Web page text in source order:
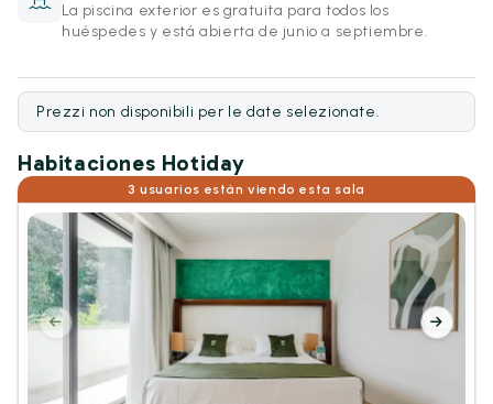
La piscina exterior es gratuita para todos los
huéspedes y está abierta de junio a septiembre.
Prezzi non disponibili per le date selezionate.
Habitaciones Hotiday
3 usuarios están viendo esta sala